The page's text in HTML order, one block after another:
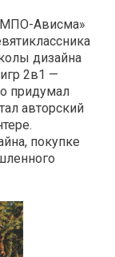
Ависма»
дизайна
2в1 —
придумал
авторский
покупке